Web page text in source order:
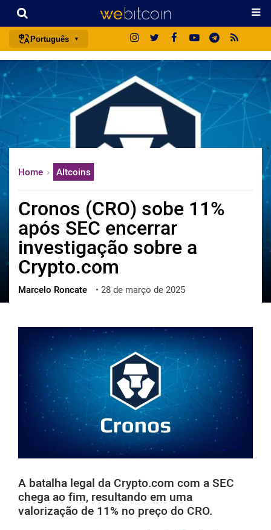
Português
português (BR)
english
français
italiano
日本語
русский
한국어
العربية
ไทย
ქართული
vietnamese
Home Altcoins
Cronos (CRO) sobe 11%
após SEC encerrar
investigação sobre a
Crypto.com
Marcelo Roncate • 28 de março de 2025
A batalha legal da Crypto.com com a SEC
chega ao fim, resultando em uma
valorização de 11% no preço do CRO.